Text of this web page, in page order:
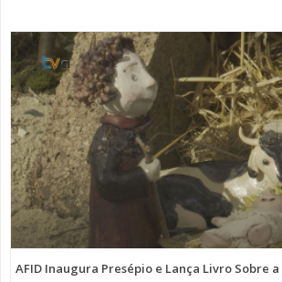
AFID Inaugura Presépio e Lança Livro Sobre